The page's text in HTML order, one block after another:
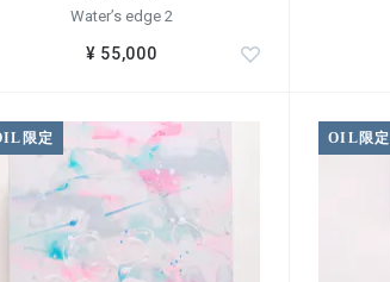
くの国での展覧会やシンポジウムに参加している。
な展覧会、シンポジウム
ュブリアナ市立図書館 (スロベニア)
Water’s edge 2
¥ 55,000
限定 OIL限定